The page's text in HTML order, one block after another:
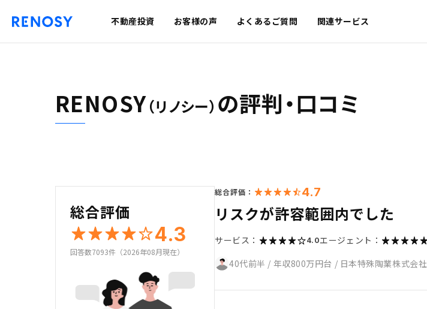
不動産投資 お客様の声 よくあるご質問 関連サービス
RENOSY（リノシー） の評判・口コミ
総合評価
4.3
回答数7093件（2026年08月現在）
総合評価： 4.7
リスクが許容範囲内でした
サービス： 4.0エージェント：
40代前半 / 年収800万円台 / 日本特殊陶業株式会社